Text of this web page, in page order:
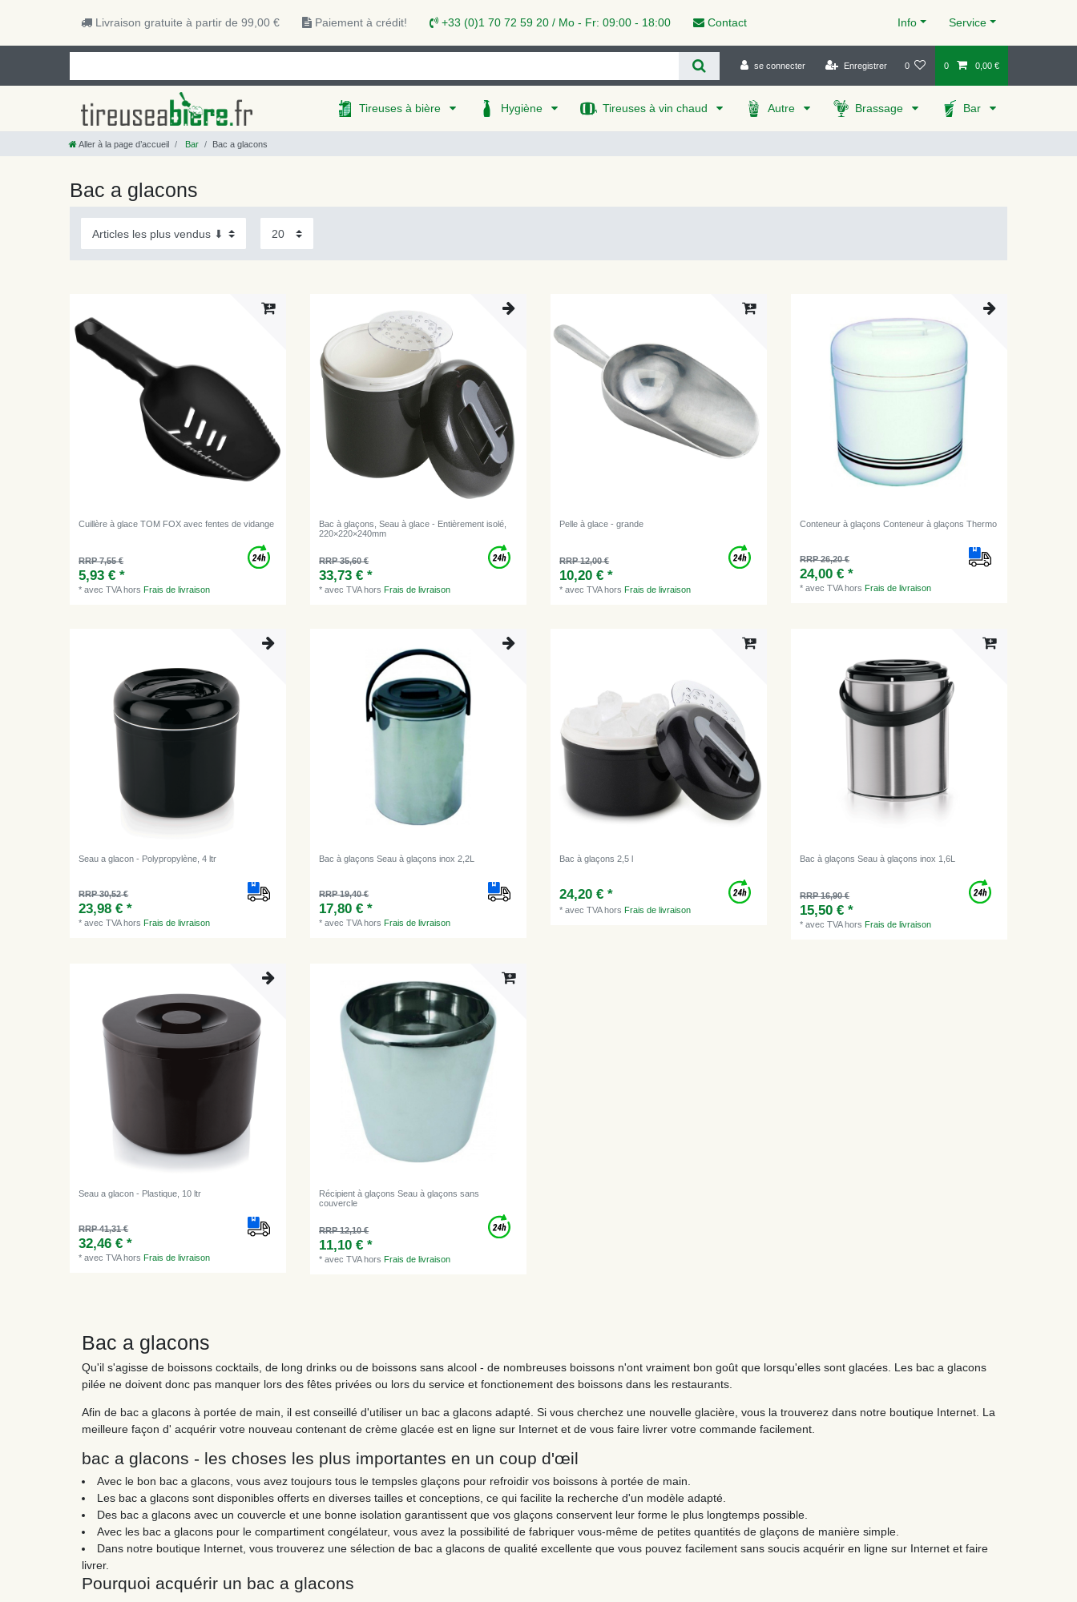
Livraison gratuite à partir de 99,00 € Paiement à crédit! +33 (0)1 70 72 59 20 / Mo - Fr: 09:00 - 18:00 Contact Info Service
se connecter Enregistrer 0 0 0,00 €
Tireuses à bière Hygiène Tireuses à vin chaud Autre Brassage Bar
Aller à la page d’accueil Bar Bac a glacons
Bac a glacons
Cuillère à glace TOM FOX avec fentes de vidange
RRP 7,55 €
5,93 € *
*avec TVAhorsFrais de livraison
Bac à glaçons, Seau à glace - Entièrement isolé,
220×220×240mm
RRP 35,60 €
33,73 € *
*avec TVAhorsFrais de livraison
Pelle à glace - grande
RRP 12,00 €
10,20 € *
*avec TVAhorsFrais de livraison
Conteneur à glaçons Conteneur à glaçons Thermo
RRP 26,20 €
24,00 € *
*avec TVAhorsFrais de livraison
Seau a glacon - Polypropylène, 4 ltr
RRP 30,52 €
23,98 € *
*avec TVAhorsFrais de livraison
Bac à glaçons Seau à glaçons inox 2,2L
RRP 19,40 €
17,80 € *
*avec TVAhorsFrais de livraison
Bac à glaçons 2,5 l
24,20 € *
*avec TVAhorsFrais de livraison
Bac à glaçons Seau à glaçons inox 1,6L
RRP 16,90 €
15,50 € *
*avec TVAhorsFrais de livraison
Seau a glacon - Plastique, 10 ltr
RRP 41,31 €
32,46 € *
*avec TVAhorsFrais de livraison
Récipient à glaçons Seau à glaçons sans
couvercle
RRP 12,10 €
11,10 € *
*avec TVAhorsFrais de livraison
Bac a glacons
Qu'il s'agisse de boissons cocktails, de long drinks ou de boissons sans alcool - de nombreuses boissons n'ont vraiment bon goût que lorsqu'elles sont glacées. Les bac a glacons
pilée ne doivent donc pas manquer lors des fêtes privées ou lors du service et fonctionement des boissons dans les restaurants.
Afin de bac a glacons à portée de main, il est conseillé d'utiliser un bac a glacons adapté. Si vous cherchez une nouvelle glacière, vous la trouverez dans notre boutique Internet. La
meilleure façon d' acquérir votre nouveau contenant de crème glacée est en ligne sur Internet et de vous faire livrer votre commande facilement.
bac a glacons - les choses les plus importantes en un coup d'œil
Avec le bon bac a glacons, vous avez toujours tous le tempsles glaçons pour refroidir vos boissons à portée de main.
Les bac a glacons sont disponibles offerts en diverses tailles et conceptions, ce qui facilite la recherche d'un modèle adapté.
Des bac a glacons avec un couvercle et une bonne isolation garantissent que vos glaçons conservent leur forme le plus longtemps possible.
Avec les bac a glacons pour le compartiment congélateur, vous avez la possibilité de fabriquer vous-même de petites quantités de glaçons de manière simple.
Dans notre boutique Internet, vous trouverez une sélection de bac a glacons de qualité excellente que vous pouvez facilement sans soucis acquérir en ligne sur Internet et faire
livrer.
Pourquoi acquérir un bac a glacons